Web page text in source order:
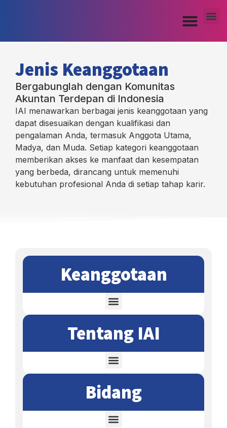
Jenis Keanggotaan​
Bergabunglah dengan Komunitas
Akuntan Terdepan di Indonesia
IAI menawarkan berbagai jenis keanggotaan yang
dapat disesuaikan dengan kualifikasi dan
pengalaman Anda, termasuk Anggota Utama,
Madya, dan Muda. Setiap kategori keanggotaan
memberikan akses ke manfaat dan kesempatan
yang berbeda, dirancang untuk memenuhi
kebutuhan profesional Anda di setiap tahap karir.
Keanggotaan
Tentang IAI
Bidang